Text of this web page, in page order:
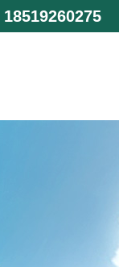
18519260275